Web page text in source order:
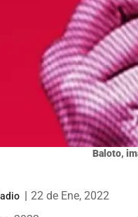
Baloto,
22 de Ene, 2022